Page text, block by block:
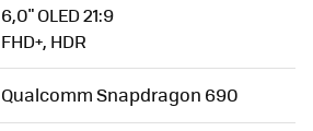
6,0" OLED 21:9
FHD+, HDR
Qualcomm Snapdragon 690